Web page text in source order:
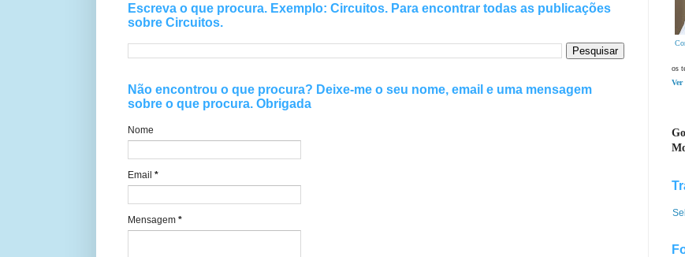
Escreva o que procura. Exemplo: Circuitos. Para encontrar todas as publicações
sobre Circuitos.
Não encontrou o que procura? Deixe-me o seu nome, email e uma mensagem
sobre o que procura. Obrigada
Nome
Email *
Mensagem *
os
Ver